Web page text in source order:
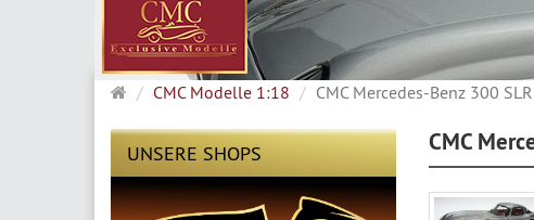
Startseite
CMC Modelle 1:18 CMC Mercedes-Benz 300
UNSERE SHOPS CMC